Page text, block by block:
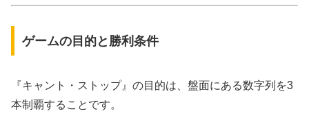
ゲームの目的と勝利条件
『キャント・ストップ』の目的は、盤面にある数字列を3
本制覇することです。